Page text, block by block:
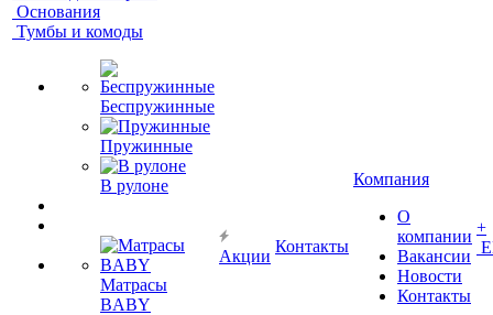
Основания
Тумбы и комоды
Беспружинные
Пружинные
В рулоне
Матрасы
BABY
Акции
Контакты
Компания
О
компании
Вакансии
Новости
Контакты
+